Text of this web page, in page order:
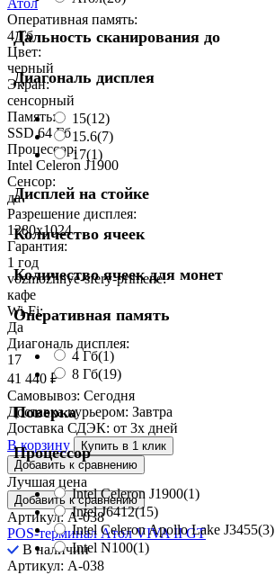
Дальность сканирования до
Диагональ дисплея
15(12)
15.6(7)
17(1)
Дисплей на стойке
Количество ячеек
Количество ячеек для монет
Оперативная память
4 Гб(1)
8 Гб(19)
Поверка
Процессор
Intel Celeron J1900(1)
Intel J6412(15)
Intel Celeron Apollo Lake J3455(3)
Intel N100(1)
Атол
Оперативная память:
4 Гб
Цвет:
черный
Экран:
сенсорный
Память:
SSD 64 Гб
Процессор:
Intel Celeron J1900
Сенсор:
да
Разрешение дисплея:
1280x1024
Гарантия:
1 год
vozmozhnye-sfery-primene:
кафе
Wi-Fi:
Да
Диагональ дисплея:
17
41 440 ₽
Самовывоз: Сегодня
Доставка курьером: Завтра
Доставка СДЭК: от 3х дней
В корзину
Купить в 1 клик
Добавить к сравнению
Лучшая цена
Добавить к сравнению
Артикул: A-038
POS-терминал Aтол VIVA II GT
В наличии
Артикул: A-038